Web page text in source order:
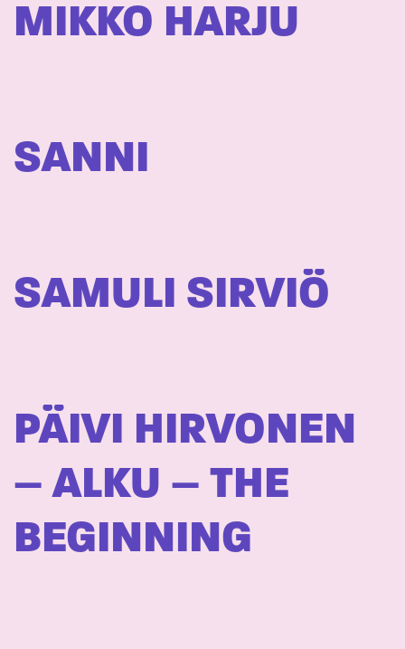
MIKKO HARJU
SANNI
SAMULI SIRVIÖ
PÄIVI HIRVONEN
– ALKU – THE
BEGINNING